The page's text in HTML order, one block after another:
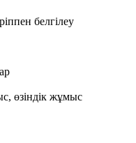
белгілеу
өзіндік жұмыс